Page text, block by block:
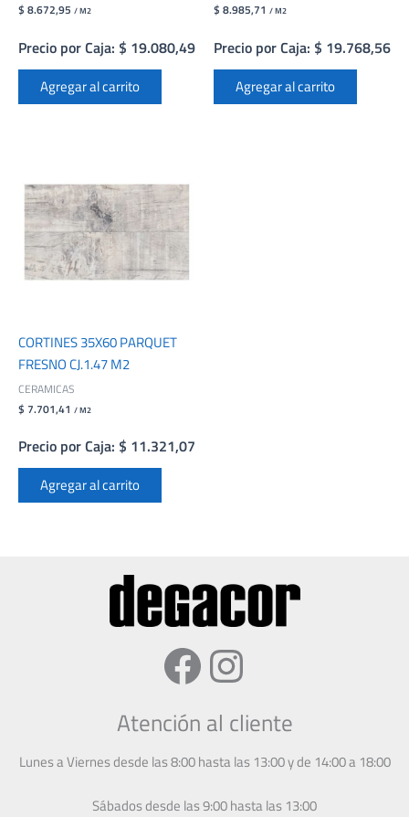
$ 8.672,95 / M2
Precio por Caja: $ 19.080,49
Agregar al carrito
$ 8.985,71 / M2
Precio por Caja: $ 19.768,56
Agregar al carrito
CORTINES 35X60 PARQUET
FRESNO CJ.1.47 M2
CERAMICAS
$ 7.701,41 / M2
Precio por Caja: $ 11.321,07
Agregar al carrito
Facebook
Instagram
Atención al cliente
Lunes a Viernes desde las 8:00 hasta las 13:00 y de 14:00 a 18:00
Sábados desde las 9:00 hasta las 13:00